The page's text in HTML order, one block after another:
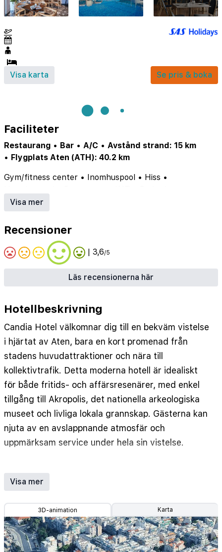
Visa karta Se pris & boka
Faciliteter
Restaurang • Bar • A/C • Avstånd strand: 15 km
• Flygplats Aten (ATH): 40.2 km
Gym/fitness center • Inomhuspool • Hiss •
Luftkonditionering
Visa mer
Recensioner
| 3,6/5
Läs recensionerna här
Hotellbeskrivning
Candia Hotel välkomnar dig till en bekväm vistelse
i hjärtat av Aten, bara en kort promenad från
stadens huvudattraktioner och nära till
kollektivtrafik. Detta moderna hotell är idealiskt
för både fritids- och affärsresenärer, med enkel
tillgång till Akropolis, det nationella arkeologiska
museet och livliga lokala grannskap. Gästerna kan
njuta av en avslappnande atmosfär och
uppmärksam service under hela sin vistelse.
enkel-, dubbel-, trippel- och familjealternativ.
Varje rum är designat för komfort, med
luftkonditionering, gratis Wi-Fi, satellit-TV och
eget badrum. Vissa rum erbjuder balkonger med
utsikt över staden, perfekta för att koppla av
Visa mer
3D-animation Karta